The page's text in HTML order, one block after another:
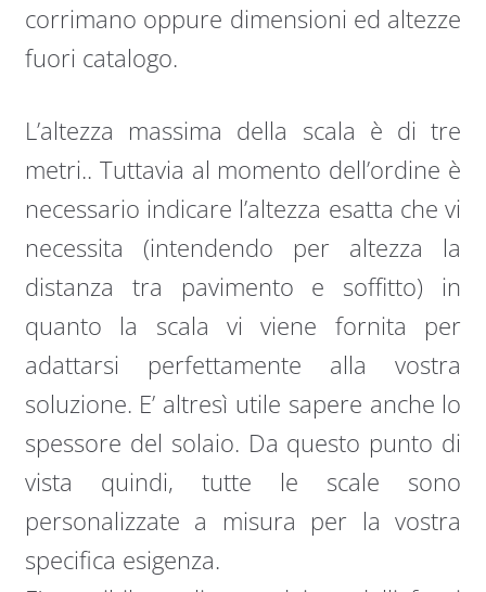
corrimano oppure dimensioni ed altezze
fuori catalogo.
L’altezza massima della scala è di tre
metri.. Tuttavia al momento dell’ordine è
necessario indicare l’altezza esatta che vi
necessita (intendendo per altezza la
distanza tra pavimento e soffitto) in
quanto la scala vi viene fornita per
adattarsi perfettamente alla vostra
soluzione. E’ altresì utile sapere anche lo
spessore del solaio. Da questo punto di
vista quindi, tutte le scale sono
personalizzate a misura per la vostra
specifica esigenza.